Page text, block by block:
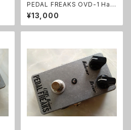
PEDAL FREAKS OVD-1 Han
dWired 完成品
¥13,000